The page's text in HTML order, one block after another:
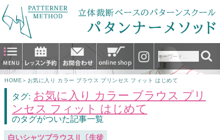
HOME ＞ お気に入り カラー ブラウス プリンセス フィット はじめて
タグ: お気に入り カラー ブラウス プリ
ンセス フィット はじめて
のタグがついた記事一覧
白いシャツブラウスⅡ〔生徒